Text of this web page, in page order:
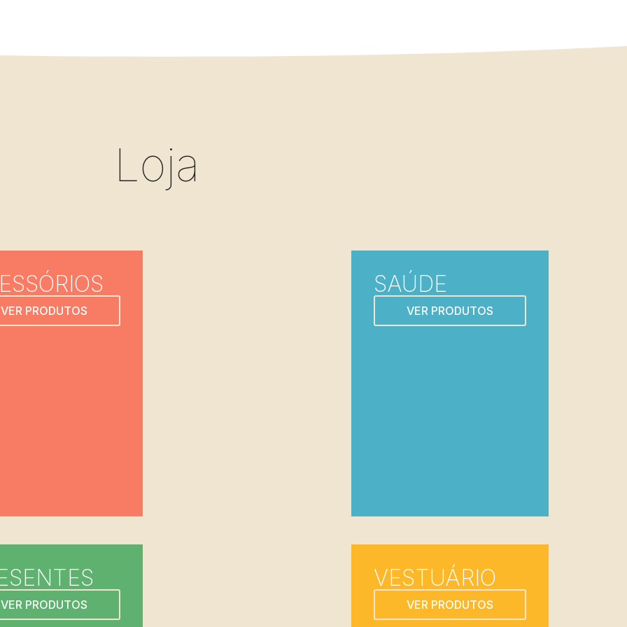
Loja
VER PRODUTOS
SAÚDE
VER PRODUTOS
VER PRODUTOS
VESTUÁRIO
VER PRODUTOS